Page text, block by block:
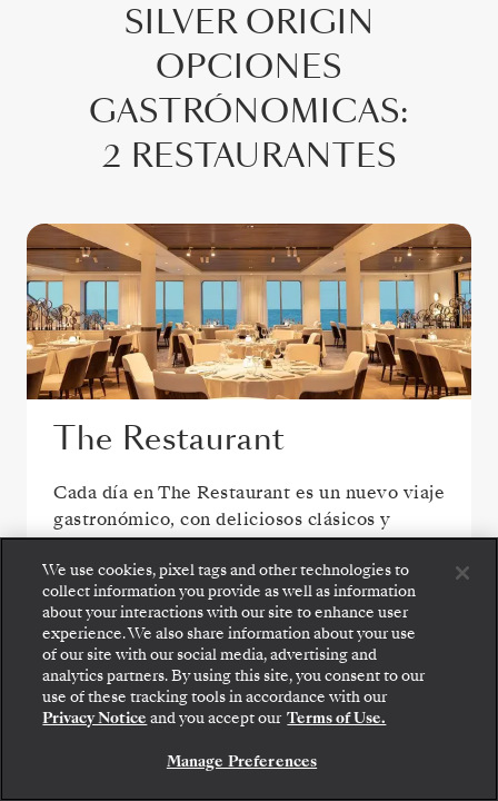
SILVER ORIGIN
OPCIONES
GASTRÓNOMICAS:
2 RESTAURANTES
The Restaurant
Cada día en The Restaurant es un nuevo viaje
gastronómico, con deliciosos clásicos y
creaciones inspiradas en el destino que
reflejan los sabores y el espíritu de su viaje.
Suba a bordo: elija su suite y revise las tarifas y los
servicios incluidos antes de confirmar de forma
segura su viaje con Silversea.
RESERVE SU SUITE
We use cookies, pixel tags and other technologies to
collect information you provide as well as information
about your interactions with our site to enhance user
experience. We also share information about your use
of our site with our social media, advertising and
analytics partners. By using this site, you consent to our
use of these tracking tools in accordance with our
Privacy Notice and you accept our Terms of Use.
Manage Preferences